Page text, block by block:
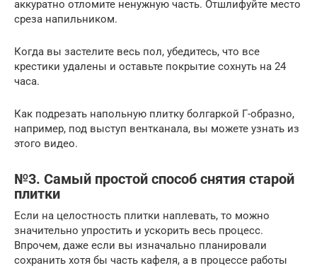
аккуратно отломите ненужную часть. Отшлифуйте место
среза напильником.
Когда вы застелите весь пол, убедитесь, что все
крестики удалены и оставьте покрытие сохнуть на 24
часа.
Как подрезать напольную плитку болгаркой Г-образно,
например, под выступ вентканала, вы можете узнать из
этого видео.
№3. Самый простой способ снятия старой
плитки
Если на целостность плитки наплевать, то можно
значительно упростить и ускорить весь процесс.
Впрочем, даже если вы изначально планировали
сохранить хотя бы часть кафеля, а в процессе работы